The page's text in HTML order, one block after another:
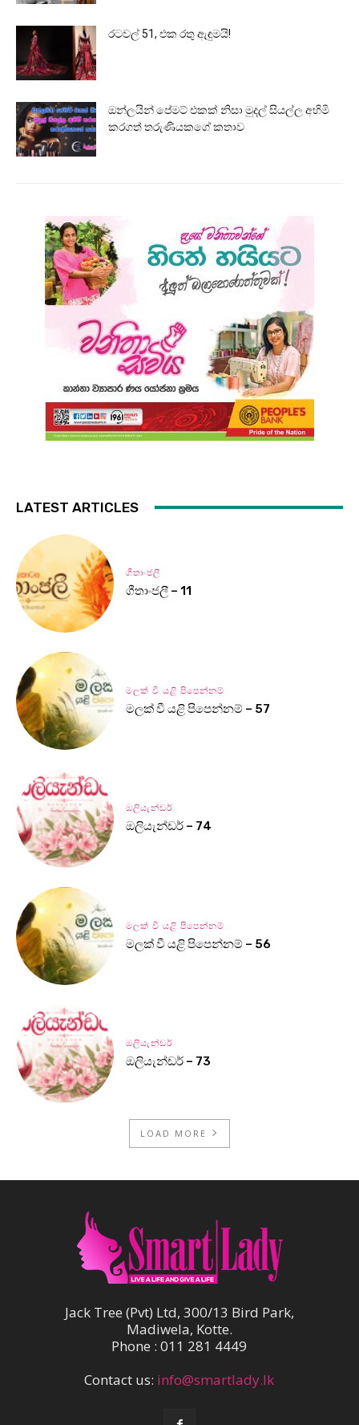
රටවල් 51, එක රතු ඇඳුමයි!
ඔන්ලයින් පේමට් එකක් නිසා මුදල් සියල්ල අහිමි
කරගත් තරුණියකගේ කතාව
LATEST ARTICLES
ගීතාංජලී
ගීතාංජලී – 11
මලක් වී යළි පිපෙන්නම්
මලක් වී යළි පිපෙන්නම් – 57
ඔලියැන්ඩර්
ඔලියැන්ඩර් – 74
මලක් වී යළි පිපෙන්නම්
මලක් වී යළි පිපෙන්නම් – 56
ඔලියැන්ඩර්
ඔලියැන්ඩර් – 73
LOAD MORE
Jack Tree (Pvt) Ltd, 300/13 Bird Park,
Madiwela, Kotte.
Phone : 011 281 4449
Contact us: info@smartlady.lk